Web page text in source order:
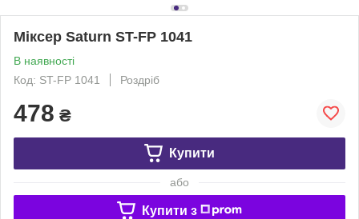
Міксер Saturn ST-FP 1041
В наявності
Код: ST-FP 1041
Роздріб
478 ₴
Купити
або
Купити з